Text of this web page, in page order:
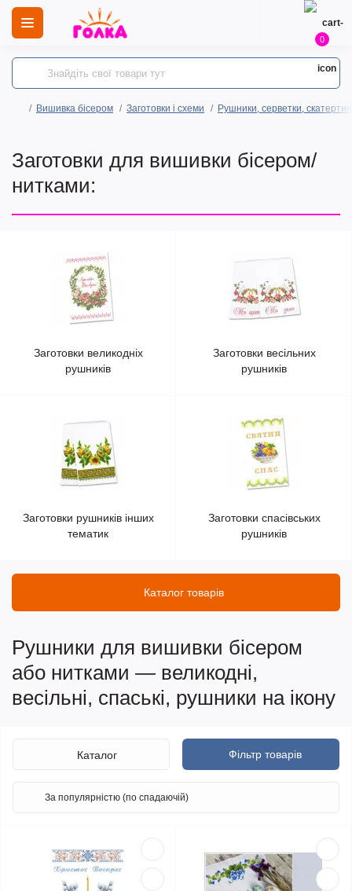
0
Вишивка бісером Заготовки і схеми Рушники, серветки,
Заготовки для вишивки бісером/
нитками:
Заготовки великодніх
рушників
Заготовки весільних
рушників
Заготовки рушників інших
тематик
Заготовки спасівських
рушників
Каталог товарів
Рушники для вишивки бісером
або нитками — великодні,
весільні, спаські, рушники на ікону
Фільтр товарів
Каталог